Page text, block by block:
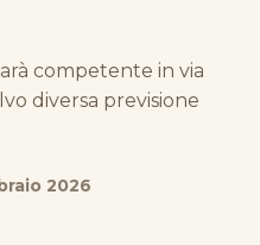
competente in via
diversa previsione
2026